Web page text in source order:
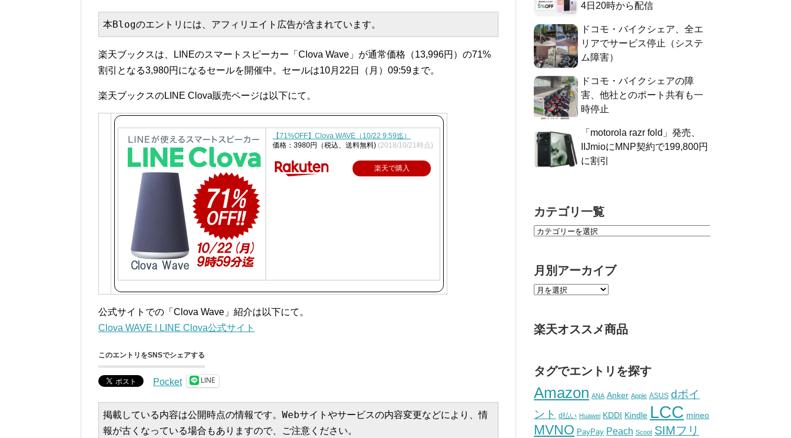
本Blogのエントリには、アフィリエイト広告が含まれています。
楽天ブックスは、LINEのスマートスピーカー「Clova Wave」が通常価格（13,996円）の71%
割引となる3,980円になるセールを開催中。セールは10月22日（月）09:59まで。
楽天ブックスのLINE Clova販売ページは以下にて。
【71%OFF】Clova WAVE（10/22 9:59迄）
価格：3980円（税込、送料無料) (2018/10/21時点)
楽天で購入
公式サイトでの「Clova Wave」紹介は以下にて。
Clova WAVE | LINE Clova公式サイト
このエントリをSNSでシェアする
Pocket LINE
掲載している内容は公開時点の情報です。Webサイトやサービスの内容変更などにより、情
報が古くなっている場合もありますので、ご注意ください。
4日20時から配信
ドコモ・バイクシェア、全エ
リアでサービス停止（システ
ム障害）
ドコモ・バイクシェアの障
害、他社とのポート共有も一
時停止
「motorola razr fold」発売、
IIJmioにMNP契約で199,800円
に割引
カテゴリ一覧
月別アーカイブ
楽天オススメ商品
タグでエントリを探す
Amazon ANA Anker Apple ASUS dポイ
ント
d払い Huawei KDDI Kindle LCC mineo
MVNO PayPay Peach Scoot SIMフリ